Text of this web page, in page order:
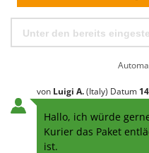
von Luigi A.(Italy) Datum
Hallo, ich würde
Kurier das Paket
ist.